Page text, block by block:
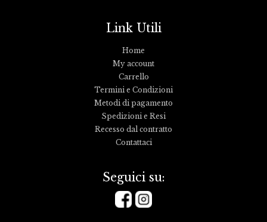
Link Utili
Home
My account
Carrello
Termini e Condizioni
Metodi di pagamento
Spedizioni e Resi
Recesso dal contratto
Contattaci
Seguici su: